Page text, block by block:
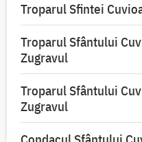
Troparul Sfintei
Troparul Sfântului
Zugravul
Troparul Sfântului
Zugravul